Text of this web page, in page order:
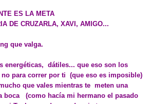
ES LA META
DE CRUZARLA, XAVI, AMIGO...
que valga.
energéticas, dátiles... que eso son los
no para correr por ti (que eso es imposible)
que vales mientras te meten una
boca (como hacía mi hermano el pasado